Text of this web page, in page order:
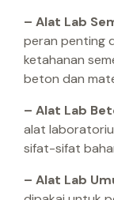
– Alat Lab
peran penting
ketahanan
beton dan
– Alat Lab
alat
sifat-sifat
– Alat Lab